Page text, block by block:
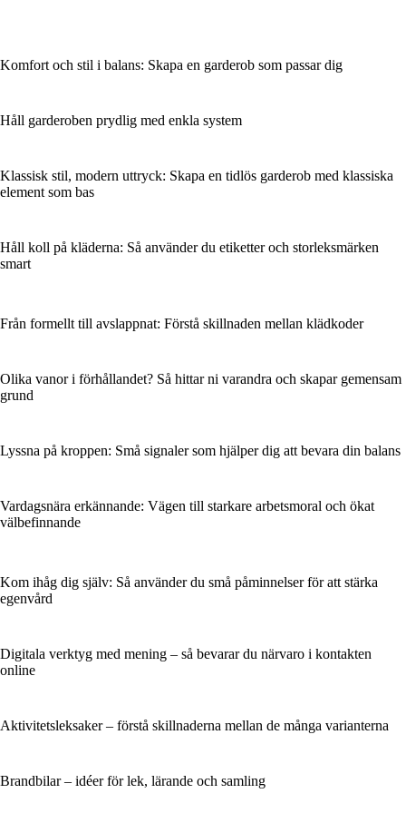
Komfort och stil i balans: Skapa en garderob som passar dig
Håll garderoben prydlig med enkla system
Klassisk stil, modern uttryck: Skapa en tidlös garderob med klassiska
element som bas
Håll koll på kläderna: Så använder du etiketter och storleksmärken
smart
Från formellt till avslappnat: Förstå skillnaden mellan klädkoder
Olika vanor i förhållandet? Så hittar ni varandra och skapar gemensam
grund
Lyssna på kroppen: Små signaler som hjälper dig att bevara din balans
Vardagsnära erkännande: Vägen till starkare arbetsmoral och ökat
välbefinnande
Kom ihåg dig själv: Så använder du små påminnelser för att stärka
egenvård
Digitala verktyg med mening – så bevarar du närvaro i kontakten
online
Aktivitetsleksaker – förstå skillnaderna mellan de många varianterna
Brandbilar – idéer för lek, lärande och samling